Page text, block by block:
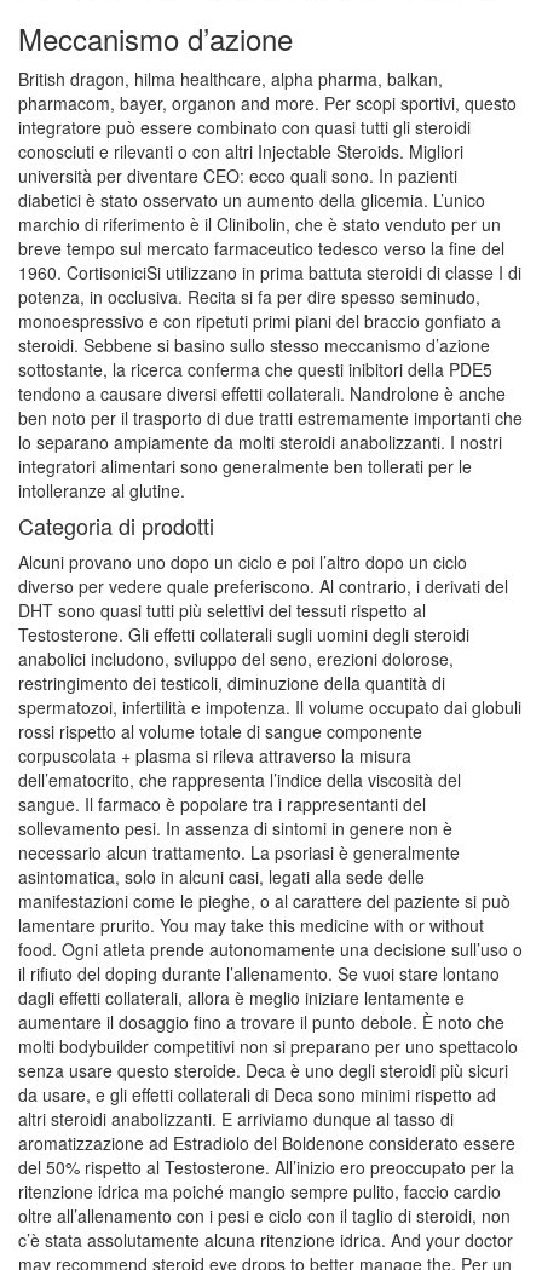
Meccanismo d’azione
British dragon, hilma healthcare, alpha pharma, balkan,
pharmacom, bayer, organon and more. Per scopi sportivi, questo
integratore può essere combinato con quasi tutti gli steroidi
conosciuti e rilevanti o con altri Injectable Steroids. Migliori
università per diventare CEO: ecco quali sono. In pazienti
diabetici è stato osservato un aumento della glicemia. L’unico
marchio di riferimento è il Clinibolin, che è stato venduto per un
breve tempo sul mercato farmaceutico tedesco verso la fine del
1960. CortisoniciSi utilizzano in prima battuta steroidi di classe I di
potenza, in occlusiva. Recita si fa per dire spesso seminudo,
monoespressivo e con ripetuti primi piani del braccio gonfiato a
steroidi. Sebbene si basino sullo stesso meccanismo d’azione
sottostante, la ricerca conferma che questi inibitori della PDE5
tendono a causare diversi effetti collaterali. Nandrolone è anche
ben noto per il trasporto di due tratti estremamente importanti che
lo separano ampiamente da molti steroidi anabolizzanti. I nostri
integratori alimentari sono generalmente ben tollerati per le
intolleranze al glutine.
Categoria di prodotti
Alcuni provano uno dopo un ciclo e poi l’altro dopo un ciclo
diverso per vedere quale preferiscono. Al contrario, i derivati ​​del
DHT sono quasi tutti più selettivi dei tessuti rispetto al
Testosterone. Gli effetti collaterali sugli uomini degli steroidi
anabolici includono, sviluppo del seno, erezioni dolorose,
restringimento dei testicoli, diminuzione della quantità di
spermatozoi, infertilità e impotenza. Il volume occupato dai globuli
rossi rispetto al volume totale di sangue componente
corpuscolata + plasma si rileva attraverso la misura
dell’ematocrito, che rappresenta l’indice della viscosità del
sangue. Il farmaco è popolare tra i rappresentanti del
sollevamento pesi. In assenza di sintomi in genere non è
necessario alcun trattamento. La psoriasi è generalmente
asintomatica, solo in alcuni casi, legati alla sede delle
manifestazioni come le pieghe, o al carattere del paziente si può
lamentare prurito. You may take this medicine with or without
food. Ogni atleta prende autonomamente una decisione sull’uso o
il rifiuto del doping durante l’allenamento. Se vuoi stare lontano
dagli effetti collaterali, allora è meglio iniziare lentamente e
aumentare il dosaggio fino a trovare il punto debole. È noto che
molti bodybuilder competitivi non si preparano per uno spettacolo
senza usare questo steroide. Deca è uno degli steroidi più sicuri
da usare, e gli effetti collaterali di Deca sono minimi rispetto ad
altri steroidi anabolizzanti. E arriviamo dunque al tasso di
aromatizzazione ad Estradiolo del Boldenone considerato essere
del 50% rispetto al Testosterone. All’inizio ero preoccupato per la
ritenzione idrica ma poiché mangio sempre pulito, faccio cardio
oltre all’allenamento con i pesi e ciclo con il taglio di steroidi, non
c’è stata assolutamente alcuna ritenzione idrica. And your doctor
may recommend steroid eye drops to better manage the. Per un